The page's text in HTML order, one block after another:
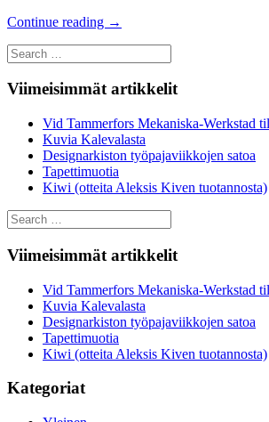
Continue reading →
Search
for:
Viimeisimmät artikkelit
Vid Tammerfors Mekaniska-Werkstad
Kuvia Kalevalasta
Designarkiston työpajaviikkojen satoa
Tapettimuotia
Kiwi (otteita Aleksis Kiven tuotannosta)
Search
for:
Viimeisimmät artikkelit
Vid Tammerfors Mekaniska-Werkstad
Kuvia Kalevalasta
Designarkiston työpajaviikkojen satoa
Tapettimuotia
Kiwi (otteita Aleksis Kiven tuotannosta)
Kategoriat